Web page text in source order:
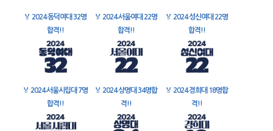
🏅 2024 동덕여대 32명
합격!!
🏅 2024 서울여대 22명
합격!!
🏅 2024 성신여대 22명
합격!!
🏅 2024 서울시립대 7명
합격!!
🏅 2024 상명대 34명합
격!!
🏅 2024 경희대 18명합
격!!